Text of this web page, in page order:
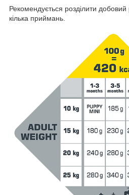
Рекомендується розділити
кілька приймань.